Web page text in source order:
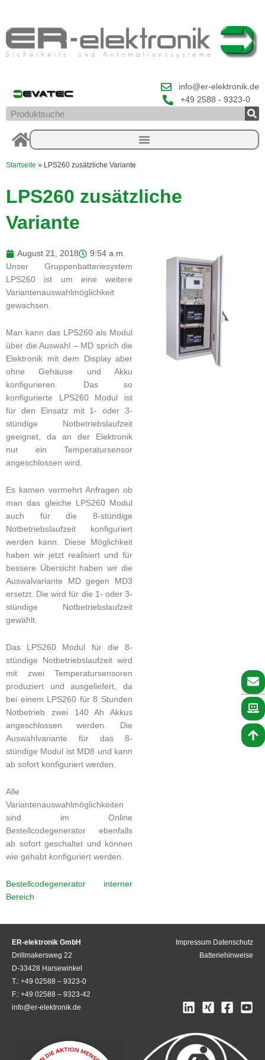
springen
info@er-elektronik.de
+49 2588 - 9323-0
Suche
Startseite » LPS260 zusätzliche Variante
LPS260 zusätzliche
Variante
August 21, 2018
9:54 a.m.
Unser Gruppenbatteriesystem
LPS260 ist um eine weitere
Variantenauswahlmöglichkeit
gewachsen.
Man kann das LPS260 als Modul
über die Auswahl – MD sprich die
Elektronik mit dem Display aber
ohne Gehäuse und Akku
konfigurieren. Das so
konfigurierte LPS260 Modul ist
für den Einsatz mit 1- oder 3-
stündige Notbetriebslaufzeit
geeignet, da an der Elektronik
nur ein Temperatursensor
angeschlossen wird.
Es kamen vermehrt Anfragen ob
man das gleiche LPS260 Modul
auch für die 8-stündige
Notbetriebslaufzeit konfiguriert
werden kann. Diese Möglichkeit
haben wir jetzt realisiert und für
bessere Übersicht haben wir die
Auswalvariante MD gegen MD3
ersetzt. Die wird für die 1- oder 3-
stündige Notbetriebslaufzeit
gewählt.
Das LPS260 Modul für die 8-
stündige Notbetriebslaufzeit wird
mit zwei Temperatursensoren
produziert und ausgeliefert, da
bei einem LPS260 für 8 Stunden
Notbetrieb zwei 140 Ah Akkus
angeschlossen werden. Die
Auswahlvariante für das 8-
stündige Modul ist MD8 und kann
ab sofort konfiguriert werden.
Alle
Variantenauswahlmöglichkeiten
sind im Online
Bestellcodegenerator ebenfalls
ab sofort geschaltet und können
wie gehabt konfiguriert werden.
Bestellcodegenerator interner
Bereich
ER-elektronik GmbH
Drillmakersweg 22
D-33428 Harsewinkel
T.: +49 02588 – 9323-0
F.: +49 02588 – 9323-42
info@er-elektronik.de
Impressum Datenschutz
Batteriehinweise